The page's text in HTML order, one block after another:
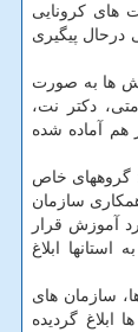
های کرونایی
درحال پیگیری
ها به صورت
دکتر نت،
به ۴۰ میلیون نفر هم آماده شده
گروههای خاص
مجازی(۶ ساعته) با همکاری سازمان
مورد آموزش قرار
ابلاغ
سازمان های
ابلاغ گردیده